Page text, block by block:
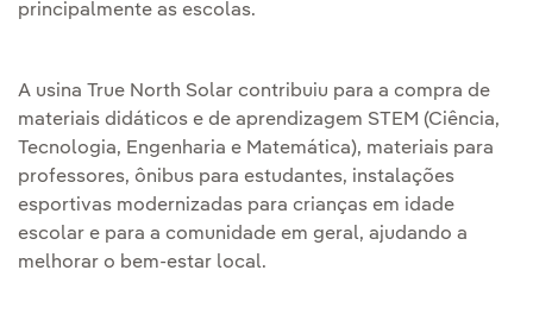
principalmente as escolas.
A usina True North Solar contribuiu para a compra de
materiais didáticos e de aprendizagem STEM (Ciência,
Tecnologia, Engenharia e Matemática), materiais para
professores, ônibus para estudantes, instalações
esportivas modernizadas para crianças em idade
escolar e para a comunidade em geral, ajudando a
melhorar o bem-estar local.